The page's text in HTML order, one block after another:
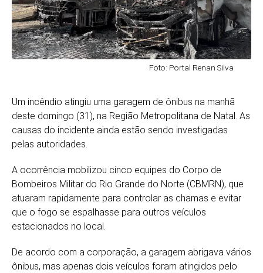
Foto: Portal Renan Silva
Um incêndio atingiu uma garagem de ônibus na manhã
deste domingo (31), na Região Metropolitana de Natal. As
causas do incidente ainda estão sendo investigadas
pelas autoridades.
A ocorrência mobilizou cinco equipes do Corpo de
Bombeiros Militar do Rio Grande do Norte (CBMRN), que
atuaram rapidamente para controlar as chamas e evitar
que o fogo se espalhasse para outros veículos
estacionados no local.
De acordo com a corporação, a garagem abrigava vários
ônibus, mas apenas dois veículos foram atingidos pelo